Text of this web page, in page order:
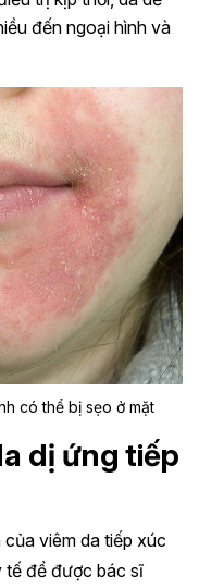
đến ngoại hình và
có thể bị sẹo ở mặt
dị ứng tiếp
viêm da tiếp xúc
tế để được bác sĩ